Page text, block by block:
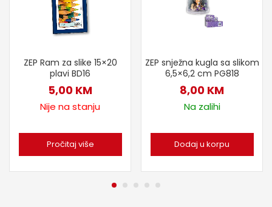
ZEP Ram za slike 15×20
plavi BD16
5,00 KM
Nije na stanju
Pročitaj više
ZEP snježna kugla sa slikom
6,5×6,2 cm PG818
8,00 KM
Na zalihi
Dodaj u korpu